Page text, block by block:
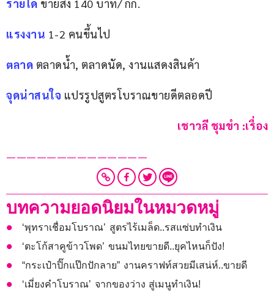
รายได้ ขายส่ง 140 บาท/ กก.
แรงงาน 1-2 คนขึ้นไป
ตลาด ตลาดน้ำ, ตลาดนัด, งานแสดงสินค้า
จุดน่าสนใจ แปรรูปสูตรโบราณขายดีตลอดปี
เชาวลี ชุมขำ :เรื่อง
——————————————
บทความยอดนิยมในหมวดหมู่
‘พุทราเชื่อมโบราณ’ สูตรไร้เมล็ด..รสแซ่บทำเงิน
‘ตะโก้สาคูข้าวโพด’ ขนมไทยขายดี..ยุคไหนก็ปัง!
“กระเป๋าปิ๊กแป๊กปักลาย” งานคราฟท์สวยมีเสน่ห์..ขายดี
‘เมี่ยงคำโบราณ’ จากของว่าง สู่เมนูทำเงิน!